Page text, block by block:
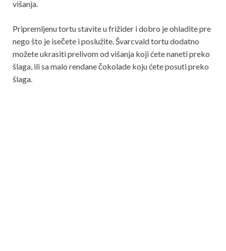
višanja.
Pripremljenu tortu stavite u frižider i dobro je ohladite pre
nego što je isečete i poslužite. Švarcvald tortu dodatno
možete ukrasiti prelivom od višanja koji ćete naneti preko
šlaga, ili sa malo rendane čokolade koju ćete posuti preko
šlaga.